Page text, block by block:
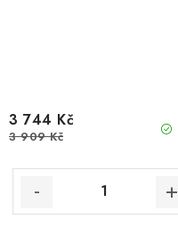
3 744 Kč
3 909 Kč